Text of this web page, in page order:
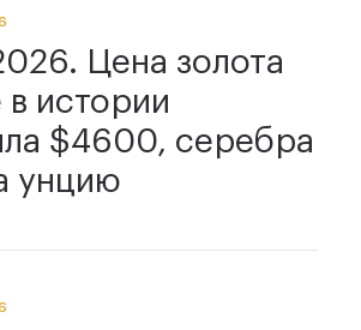
Цена золота
в истории
$4600, серебра
унцию